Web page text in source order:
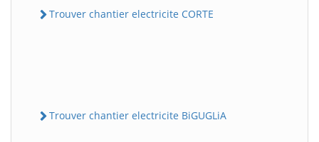
Trouver chantier electricite CORTE
Trouver chantier electricite BiGUGLiA